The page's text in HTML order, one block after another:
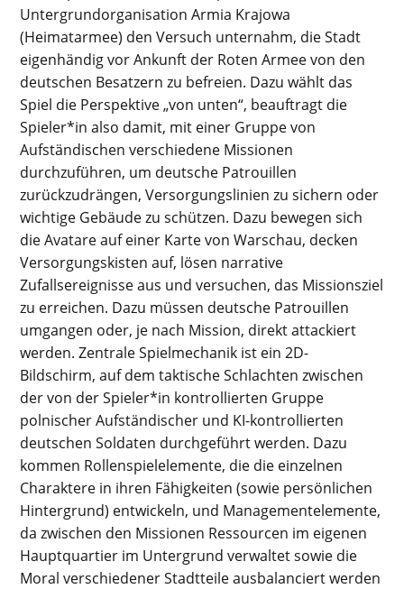
Untergrundorganisation Armia Krajowa
(Heimatarmee) den Versuch unternahm, die Stadt
eigenhändig vor Ankunft der Roten Armee von den
deutschen Besatzern zu befreien. Dazu wählt das
Spiel die Perspektive „von unten“, beauftragt die
Spieler*in also damit, mit einer Gruppe von
Aufständischen verschiedene Missionen
durchzuführen, um deutsche Patrouillen
zurückzudrängen, Versorgungslinien zu sichern oder
wichtige Gebäude zu schützen. Dazu bewegen sich
die Avatare auf einer Karte von Warschau, decken
Versorgungskisten auf, lösen narrative
Zufallsereignisse aus und versuchen, das Missionsziel
zu erreichen. Dazu müssen deutsche Patrouillen
umgangen oder, je nach Mission, direkt attackiert
werden. Zentrale Spielmechanik ist ein 2D-
Bildschirm, auf dem taktische Schlachten zwischen
der von der Spieler*in kontrollierten Gruppe
polnischer Aufständischer und KI-kontrollierten
deutschen Soldaten durchgeführt werden. Dazu
kommen Rollenspielelemente, die die einzelnen
Charaktere in ihren Fähigkeiten (sowie persönlichen
Hintergrund) entwickeln, und Managementelemente,
da zwischen den Missionen Ressourcen im eigenen
Hauptquartier im Untergrund verwaltet sowie die
Moral verschiedener Stadtteile ausbalanciert werden